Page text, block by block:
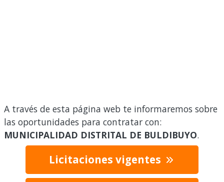
A través de esta página web te informaremos sobre
las oportunidades para contratar con:
MUNICIPALIDAD DISTRITAL DE BULDIBUYO.
Licitaciones vigentes